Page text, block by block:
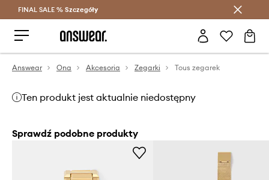
Oszczędzaj z Answear Club >
FINAL SALE % Szczegóły
Answear Ona Akcesoria Zegarki Tous zegarek
Ten produkt jest aktualnie niedostępny
Sprawdź podobne produkty